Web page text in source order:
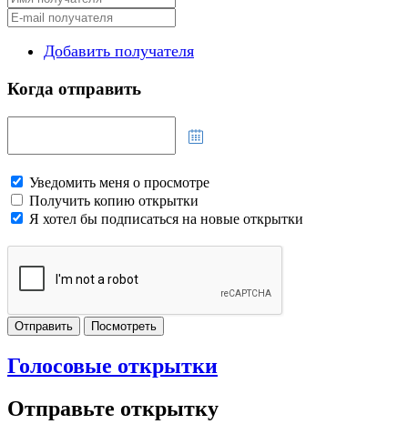
Добавить получателя
Когда отправить
Уведомить меня о просмотре
Получить копию открытки
Я хотел бы подписаться на новые открытки
Отправить Посмотреть
Голосовые открытки
Отправьте открытку